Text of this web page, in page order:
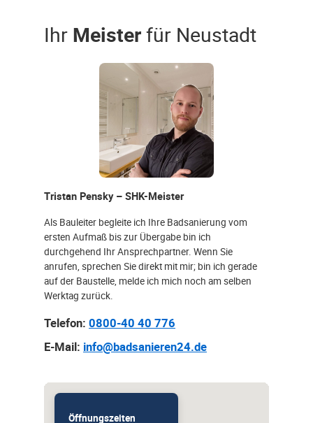
Ihr Meisterfür Neustadt
Tristan Pensky – SHK-Meister
Als Bauleiter begleite ich Ihre Badsanierung vom
ersten Aufmaß bis zur Übergabe bin ich
durchgehend Ihr Ansprechpartner. Wenn Sie
anrufen, sprechen Sie direkt mit mir; bin ich gerade
auf der Baustelle, melde ich mich noch am selben
Werktag zurück.
Telefon: 0800-40 40 776
E-Mail: info@badsanieren24.de
Öffnungszeiten